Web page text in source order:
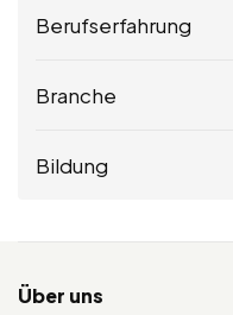
Berufserfahrung
Branche
Bildung
Über uns